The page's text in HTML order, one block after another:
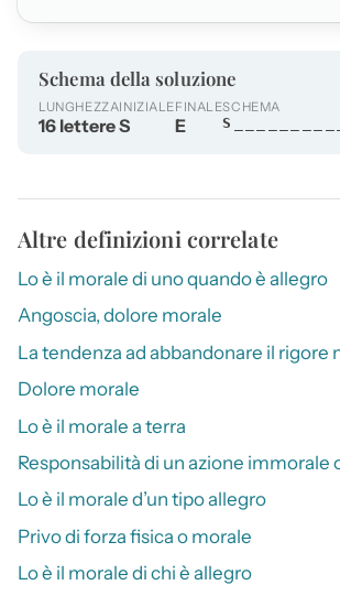
Schema della soluzione
LUNGHEZZA
16 lettere
INIZIALE
S
FINALE
E
SCHEMA
Altre definizioni correlate
Lo è il morale di uno quando è allegro
Angoscia, dolore morale
La tendenza ad abbandonare il rigore
Dolore morale
Lo è il morale a terra
Responsabilità di un azione immorale
Lo è il morale d’un tipo allegro
Privo di forza fisica o morale
Lo è il morale di chi è allegro